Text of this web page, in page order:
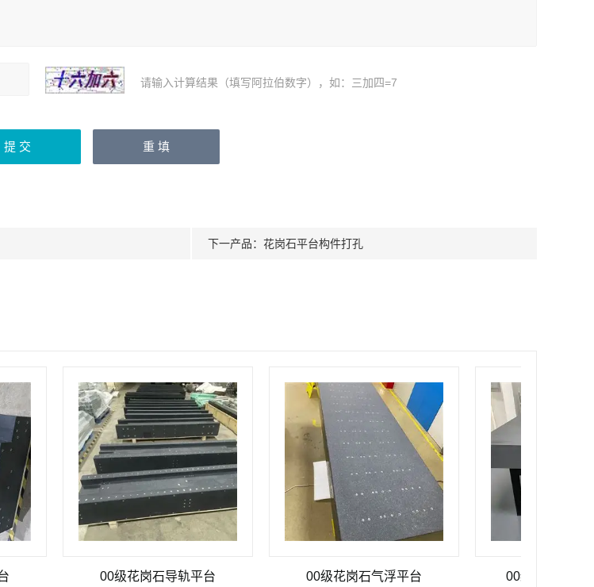
请输入计算结果（填写阿拉伯数字），如：三加四=7
下一产品： 花岗石平台构件打孔
00级花岗石导轨平台 00级花岗石气浮平台 00级印度黑大理石平